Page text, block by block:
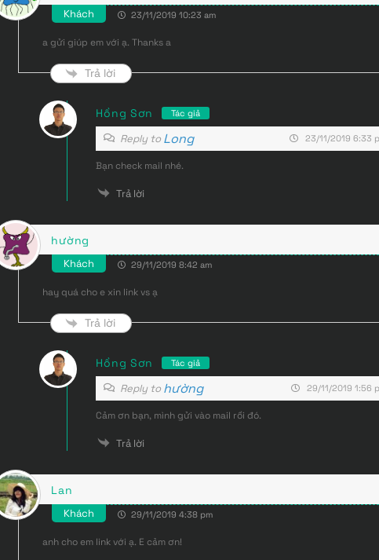
Khách 23/11/2019 10:23 am
a gửi giúp em với ạ. Thanks a
Trả lời
Hồng Sơn Tác giả
Reply to Long 23/11/2019 6:33
Bạn check mail nhé.
Trả lời
hường
Khách 29/11/2019 8:42 am
hay quá cho e xin link vs ạ
Trả lời
Hồng Sơn Tác giả
Reply to hường 29/11/2019 1:56
Cảm ơn bạn, mình gửi vào mail rồi đó.
Trả lời
Lan
Khách 29/11/2019 4:38 pm
anh cho em link với ạ. E cảm ơn!